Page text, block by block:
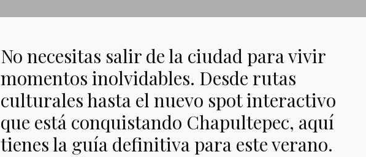
No necesitas salir de la ciudad para vivir
momentos inolvidables. Desde rutas
culturales hasta el nuevo spot interactivo
que está conquistando Chapultepec, aquí
tienes la guía definitiva para este verano.